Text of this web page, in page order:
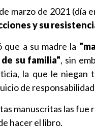
marzo de 2021 (día
y su
que a su madre la
su familia", sin
la que le niegan
de
manuscritas las
hacer el libro.